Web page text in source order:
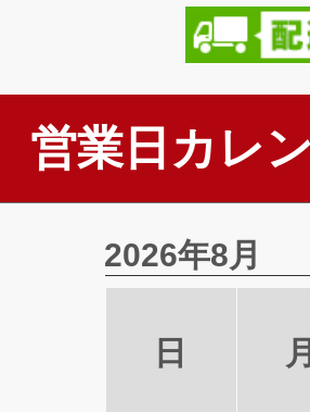
営業日カレ
2026年8月
日 月